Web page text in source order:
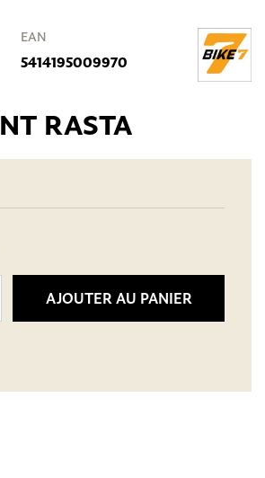
EAN
5414195009970
RASTA
AJOUTER AU PANIER